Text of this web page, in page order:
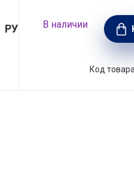
РУБ. В наличии
Код